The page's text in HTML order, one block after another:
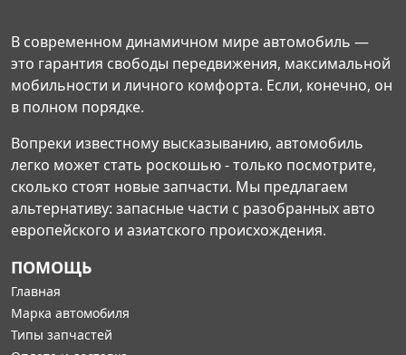
В современном динамичном мире автомобиль —
это гарантия свободы передвижения, максимальной
мобильности и личного комфорта. Если, конечно, он
в полном порядке.
Вопреки известному высказыванию, автомобиль
легко может стать роскошью - только посмотрите,
сколько стоят новые запчасти. Мы предлагаем
альтернативу: запасные части с разобранных авто
европейского и азиатского происхождения.
ПОМОЩЬ
Главная
Марка автомобиля
Типы запчастей